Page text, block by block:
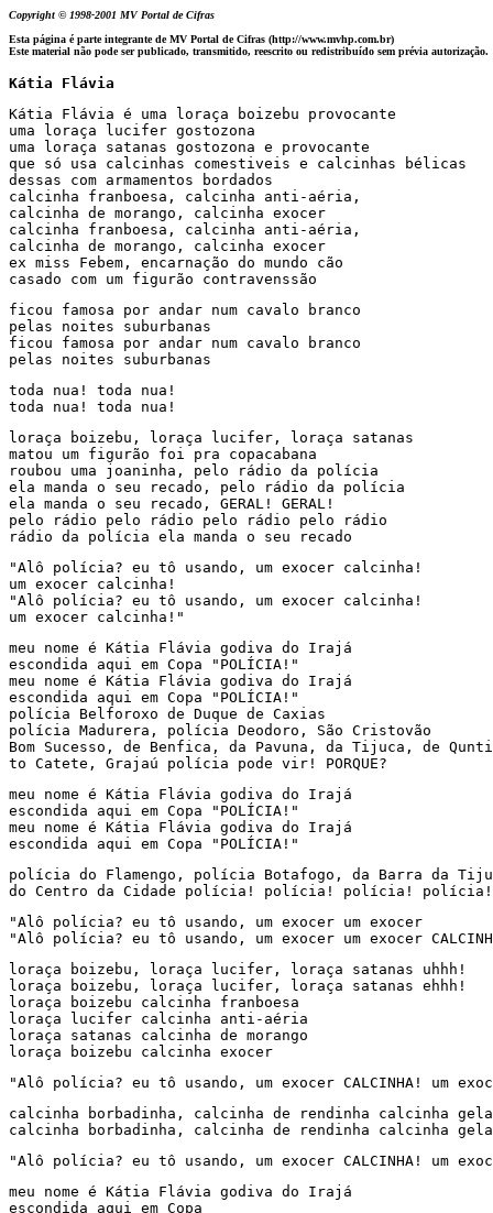
Copyright © 1998-2001 MV Portal de Cifras
Esta página é parte integrante de MV Portal de Cifras (http://www.mvhp.com.br)
Este material não pode ser publicado, transmitido, reescrito ou redistribuído sem prévia autorização.
Kátia Flávia
Kátia Flávia é uma loraça boizebu provocante
uma loraça lucifer gostozona
uma loraça satanas gostozona e provocante
que só usa calcinhas comestiveis e calcinhas bélicas
dessas com armamentos bordados
calcinha franboesa, calcinha anti-aéria,
calcinha de morango, calcinha exocer
calcinha franboesa, calcinha anti-aéria,
calcinha de morango, calcinha exocer
ex miss Febem, encarnação do mundo cão
casado com um figurão contravenssão
ficou famosa por andar num cavalo branco
pelas noites suburbanas
ficou famosa por andar num cavalo branco
pelas noites suburbanas
toda nua! toda nua!
toda nua! toda nua!
loraça boizebu, loraça lucifer, loraça satanas
matou um figurão foi pra copacabana
roubou uma joaninha, pelo rádio da polícia
ela manda o seu recado, pelo rádio da polícia
ela manda o seu recado, GERAL! GERAL!
pelo rádio pelo rádio pelo rádio pelo rádio
rádio da polícia ela manda o seu recado
"Alô polícia? eu tô usando, um exocer calcinha!
um exocer calcinha!
"Alô polícia? eu tô usando, um exocer calcinha!
um exocer calcinha!"
meu nome é Kátia Flávia godiva do Irajá
escondida aqui em Copa "POLÍCIA!"
meu nome é Kátia Flávia godiva do Irajá
escondida aqui em Copa "POLÍCIA!"
polícia Belforoxo de Duque de Caxias
polícia Madurera, polícia Deodoro, São Cristovão
Bom Sucesso, de Benfica, da Pavuna, da Tijuca, de
to Catete, Grajaú polícia pode vir! PORQUE?
meu nome é Kátia Flávia godiva do Irajá
escondida aqui em Copa "POLÍCIA!"
meu nome é Kátia Flávia godiva do Irajá
escondida aqui em Copa "POLÍCIA!"
polícia do Flamengo, polícia Botafogo, da Barra da
do Centro da Cidade polícia! polícia! polícia!
"Alô polícia? eu tô usando, um exocer um exocer
"Alô polícia? eu tô usando, um exocer um exocer
loraça boizebu, loraça lucifer, loraça satanas uhhh!
loraça boizebu, loraça lucifer, loraça satanas ehhh!
loraça boizebu calcinha franboesa
loraça lucifer calcinha anti-aéria
loraça satanas calcinha de morango
loraça boizebu calcinha exocer
"Alô polícia? eu tô usando, um exocer CALCINHA! um
calcinha borbadinha, calcinha de rendinha calcinha
calcinha borbadinha, calcinha de rendinha calcinha
"Alô polícia? eu tô usando, um exocer CALCINHA! um
meu nome é Kátia Flávia godiva do Irajá
escondida aqui em Copa